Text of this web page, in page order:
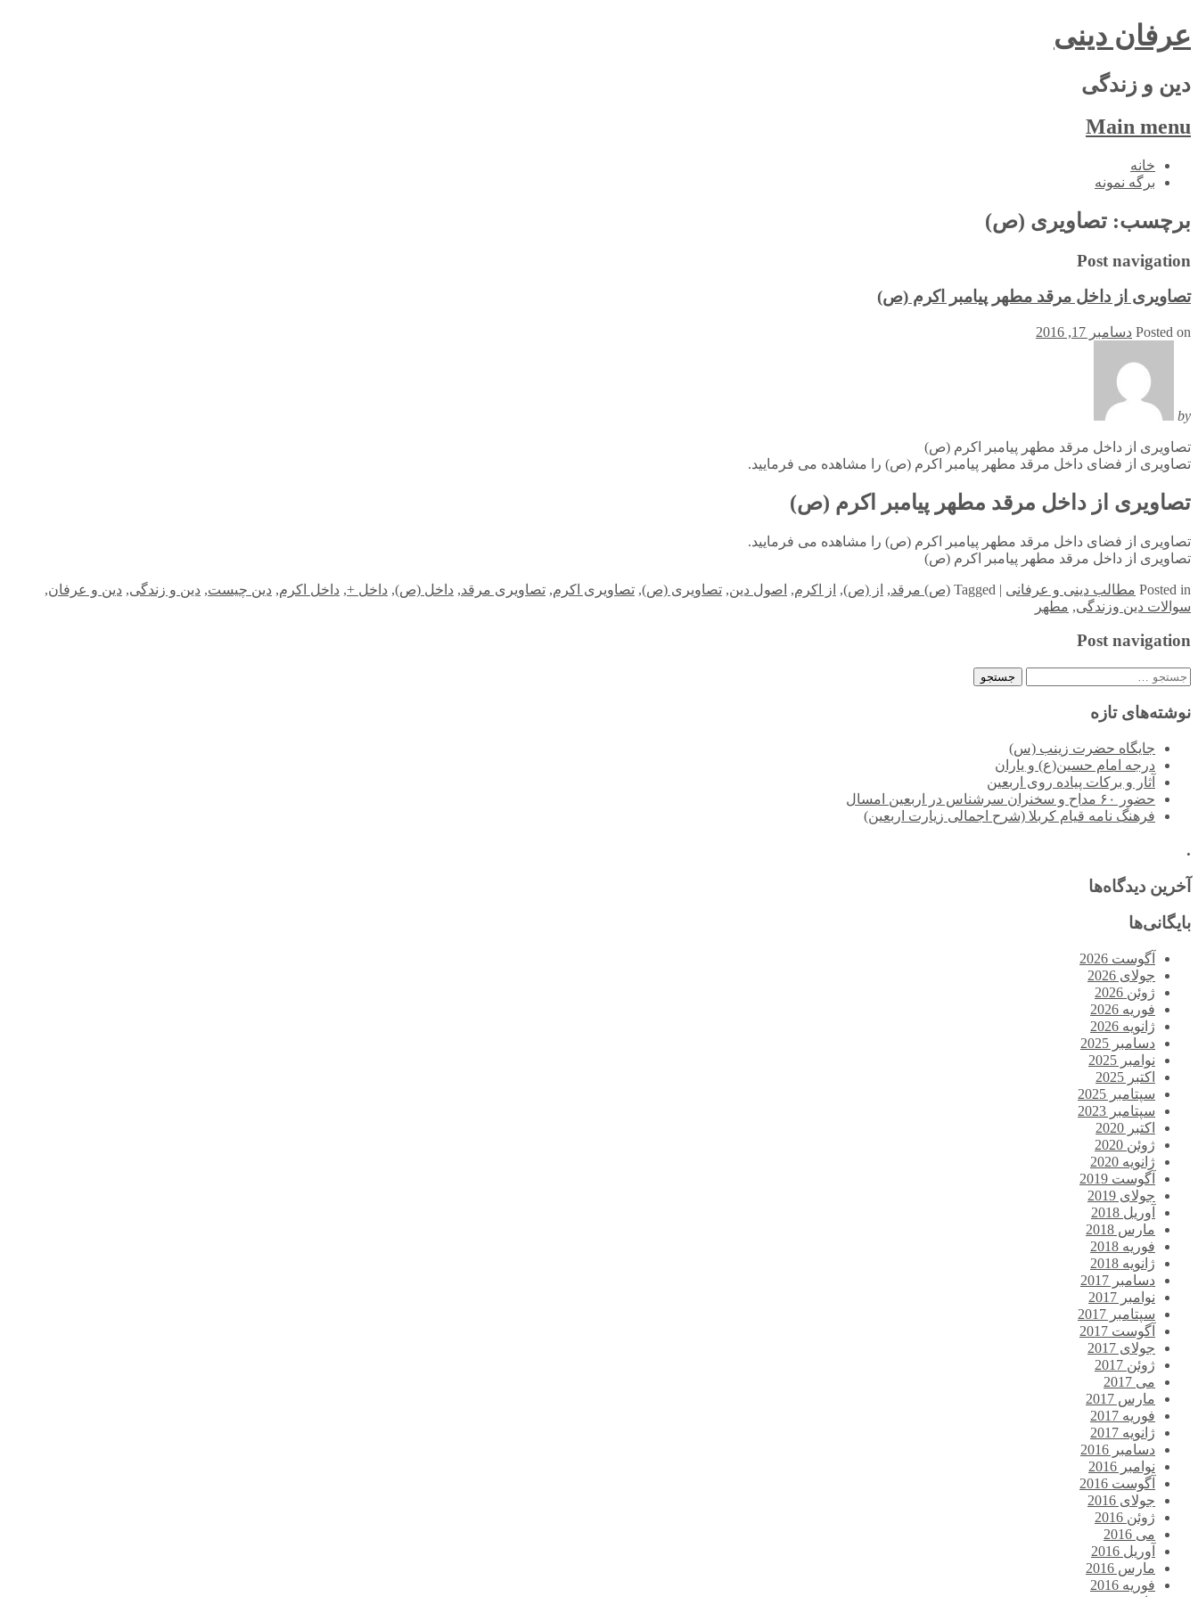
عرفان دینی
دین و زندگی
Main menu
Skip
خانه
برگه نمونه
برچسب: تصاویری (ص)
Post navigation
تصاویری از داخل مرقد مطهر پیامبر اکرم (ص)
Posted on دسامبر 17, 2016
by
تصاویری از داخل مرقد مطهر پیامبر اکرم (ص)
تصاویری از فضای داخل مرقد مطهر پیامبر اکرم (ص) را مشاهده می فرمایید.
تصاویری از داخل مرقد مطهر پیامبر اکرم (ص)
تصاویری از فضای داخل مرقد مطهر پیامبر اکرم (ص) را مشاهده می فرمایید.
تصاویری از داخل مرقد مطهر پیامبر اکرم (ص)
Posted in مطالب دینی و عرفانی |
Tagged (ص) مرقد, از (ص), از اکرم, اصول دین, تصاویری (ص), تصاویری اکرم, تصاویری مرقد, داخل (ص), داخل +, داخل اکرم, دین چیست, دین و زندگی, دین و عرفان,
سوالات دین وزندگی, مطهر
Post navigation
جستجو
نوشته‌های تازه
جایگاه حضرت زینب (س)
درجه امام حسین(ع) و یاران
آثار و برکات پیاده روی اربعین
حضور ۶۰ مداح و سخنران سرشناس در اربعین امسال
فرهنگ نامه قیام کربلا (شرح اجمالی زیارت اربعین)
.
آخرین دیدگاه‌ها
بایگانی‌ها
آگوست 2026
جولای 2026
ژوئن 2026
فوریه 2026
ژانویه 2026
دسامبر 2025
نوامبر 2025
اکتبر 2025
سپتامبر 2025
سپتامبر 2023
اکتبر 2020
ژوئن 2020
ژانویه 2020
آگوست 2019
جولای 2019
آوریل 2018
مارس 2018
فوریه 2018
ژانویه 2018
دسامبر 2017
نوامبر 2017
سپتامبر 2017
آگوست 2017
جولای 2017
ژوئن 2017
می 2017
مارس 2017
فوریه 2017
ژانویه 2017
دسامبر 2016
نوامبر 2016
آگوست 2016
جولای 2016
ژوئن 2016
می 2016
آوریل 2016
مارس 2016
فوریه 2016